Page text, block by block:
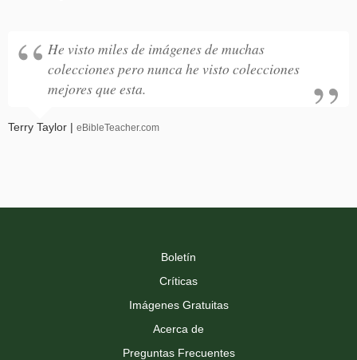
He visto miles de imágenes de muchas
colecciones pero nunca he visto colecciones
mejores que esta.
Terry Taylor | eBibleTeacher.com
Boletín
Críticas
Imágenes Gratuitas
Acerca de
Preguntas Frecuentes